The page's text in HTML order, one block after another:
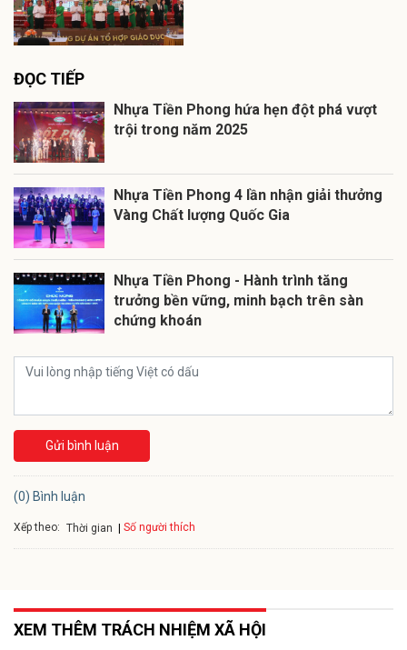
ĐỌC TIẾP
Nhựa Tiền Phong hứa hẹn đột phá vượt
trội trong năm 2025
Nhựa Tiền Phong 4 lần nhận giải thưởng
Vàng Chất lượng Quốc Gia
Nhựa Tiền Phong - Hành trình tăng
trưởng bền vững, minh bạch trên sàn
chứng khoán
Gửi bình luận
(0) Bình luận
Xếp theo: Thời gian Số người thích
XEM THÊM TRÁCH NHIỆM XÃ HỘI